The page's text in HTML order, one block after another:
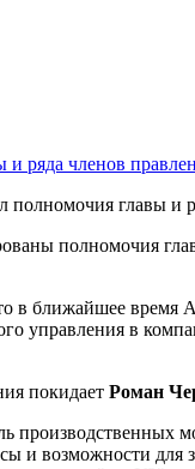
главы и
полномочия
в ближайшее время
управления в
покидает Роман
производственных
и возможности